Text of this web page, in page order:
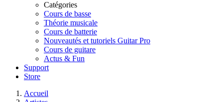
Catégories
Cours de basse
Théorie musicale
Cours de batterie
Nouveautés et tutoriels Guitar Pro
Cours de guitare
Actus & Fun
Support
Store
Accueil